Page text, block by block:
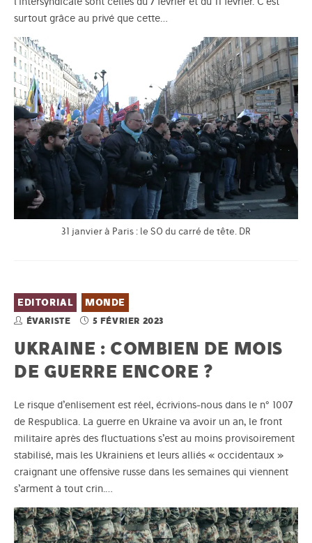
surtout grâce au privé que cette…
31 janvier à Paris : le SO du carré de tête. DR
EDITORIAL MONDE
ÉVARISTE 5 FÉVRIER 2023
UKRAINE : COMBIEN DE MOIS
DE GUERRE ENCORE ?
Le risque d’enlisement est réel, écrivions-nous dans le n° 1007
de Respublica. La guerre en Ukraine va avoir un an, le front
militaire après des fluctuations s’est au moins provisoirement
stabilisé, mais les Ukrainiens et leurs alliés « occidentaux »
craignant une offensive russe dans les semaines qui viennent
s’arment à tout crin.…